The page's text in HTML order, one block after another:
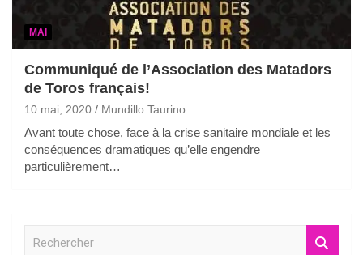
MAI
Communiqué de l’Association des Matadors
de Toros français!
10 mai, 2020 Mundillo Taurino
Avant toute chose, face à la crise sanitaire mondiale et les
conséquences dramatiques qu’elle engendre
particulièrement…